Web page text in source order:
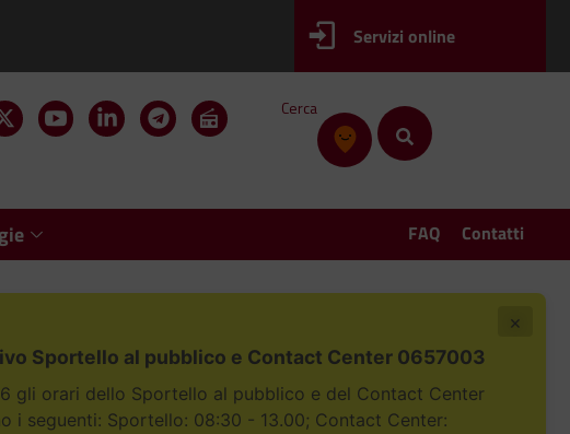
Servizi online
Cerca
FAQ Contatti
Sportello al pubblico e Contact Center 0657003
gli orari dello Sportello al pubblico e del Contact Center
i seguenti: Sportello: 08:30 - 13.00; Contact Center:
×